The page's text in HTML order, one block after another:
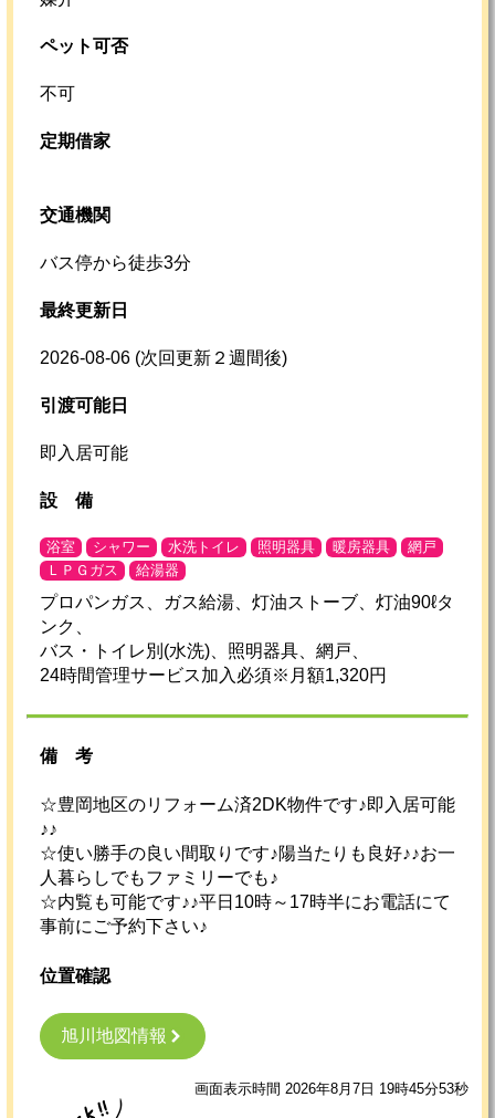
ペット可否
不可
定期借家
交通機関
バス停から徒歩3分
最終更新日
2026-08-06 (次回更新２週間後)
引渡可能日
即入居可能
設 備
浴室 シャワー 水洗トイレ 照明器具 暖房器具
網戸
ＬＰＧガス
給湯器
プロパンガス、ガス給湯、灯油ストーブ、灯油90ℓタ
ンク、
バス・トイレ別(水洗)、照明器具、網戸、
24時間管理サービス加入必須※月額1,320円
備考
☆豊岡地区のリフォーム済2DK物件です♪即入居可能
♪♪
☆使い勝手の良い間取りです♪陽当たりも良好♪♪お一
人暮らしでもファミリーでも♪
☆内覧も可能です♪♪平日10時～17時半にお電話にて
事前にご予約下さい♪
位置確認
旭川地図情報
画面表示時間 2026年8月7日 19時45分53秒